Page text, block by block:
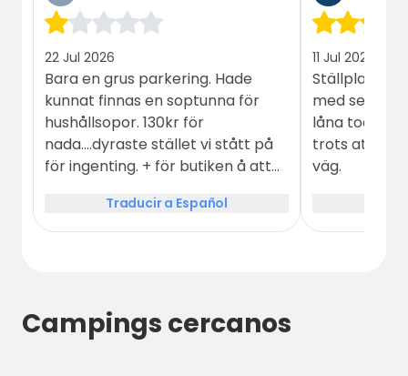
22 Jul 2026
Bara en grus parkering. Hade
kunnat finnas en soptunna för
hushållsopor. 130kr för
nada....dyraste stället vi stått på
för ingenting. + för butiken å att
Traducir a Español
11 Jul 2025
Ställplats
med
låna toalett.
trots att
väg.
Campings cercanos